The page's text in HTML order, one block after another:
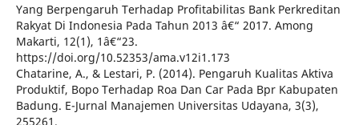
Yang Berpengaruh Terhadap Profitabilitas Bank Perkreditan
Rakyat Di Indonesia Pada Tahun 2013 â€“ 2017. Among
Makarti, 12(1), 1â€“23.
https://doi.org/10.52353/ama.v12i1.173
Chatarine, A., & Lestari, P. (2014). Pengaruh Kualitas Aktiva
Produktif, Bopo Terhadap Roa Dan Car Pada Bpr Kabupaten
Badung. E-Jurnal Manajemen Universitas Udayana, 3(3),
255261.